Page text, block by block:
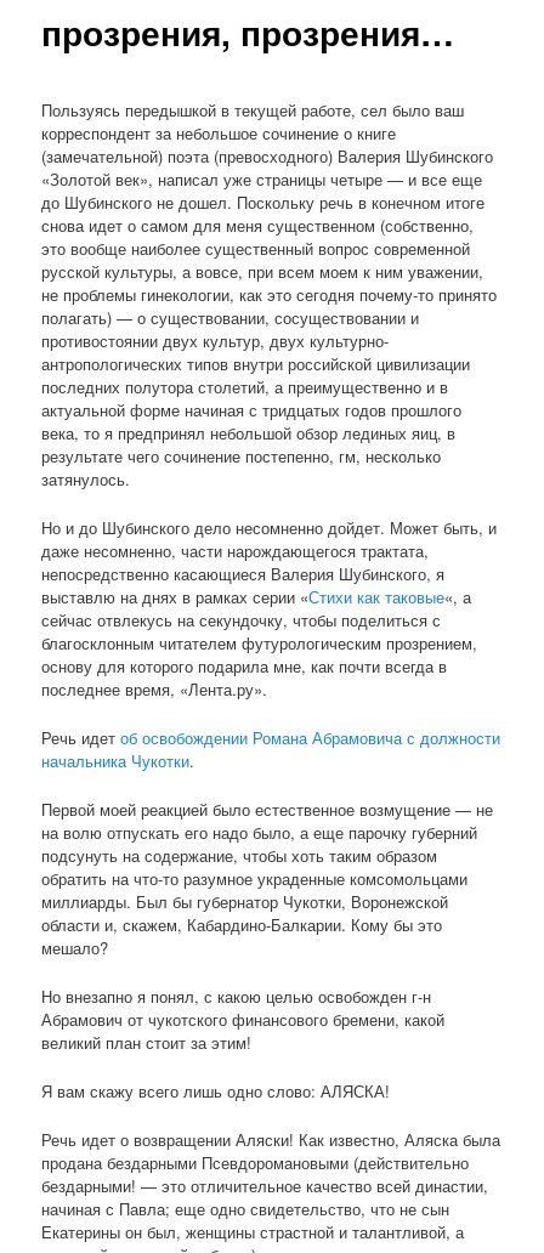
прозрения, прозрения…
Пользуясь передышкой в текущей работе, сел было ваш
корреспондент за небольшое сочинение о книге
(замечательной) поэта (превосходного) Валерия Шубинского
«Золотой век», написал уже страницы четыре — и все еще
до Шубинского не дошел. Поскольку речь в конечном итоге
снова идет о самом для меня существенном (собственно,
это вообще наиболее существенный вопрос современной
русской культуры, а вовсе, при всем моем к ним уважении,
не проблемы гинекологии, как это сегодня почему-то принято
полагать) — о существовании, сосуществовании и
противостоянии двух культур, двух культурно-
антропологических типов внутри российской цивилизации
последних полутора столетий, а преимущественно и в
актуальной форме начиная с тридцатых годов прошлого
века, то я предпринял небольшой обзор лединых яиц, в
результате чего сочинение постепенно, гм, несколько
затянулось.
Но и до Шубинского дело несомненно дойдет. Может быть, и
даже несомненно, части нарождающегося трактата,
непосредственно касающиеся Валерия Шубинского, я
выставлю на днях в рамках серии «Стихи как таковые«, а
сейчас отвлекусь на секундочку, чтобы поделиться с
благосклонным читателем футурологическим прозрением,
основу для которого подарила мне, как почти всегда в
последнее время, «Лента.ру».
Речь идетоб освобождении Романа Абрамовича с должности
начальника Чукотки.
Первой моей реакцией было естественное возмущение — не
на волю отпускать его надо было, а еще парочку губерний
подсунуть на содержание, чтобы хоть таким образом
обратить на что-то разумное украденные комсомольцами
миллиарды. Был бы губернатор Чукотки, Воронежской
области и, скажем, Кабардино-Балкарии. Кому бы это
мешало?
Но внезапно я понял, с какою целью освобожден г-н
Абрамович от чукотского финансового бремени, какой
великий план стоит за этим!
Я вам скажу всего лишь одно слово: АЛЯСКА!
Речь идет о возвращении Аляски! Как известно, Аляска была
продана бездарными Псевдоромановыми (действительно
бездарными! — это отличительное качество всей династии,
начиная с Павла; еще одно свидетельство, что не сын
Екатерины он был, женщины страстной и талантливой, а